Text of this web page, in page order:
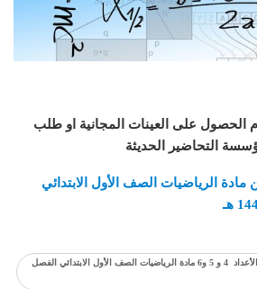
الحصول على العينات المجانية او طلب
التحاضير الحديثة
الرياضيات الصف الأول الابتدائي
تحضير المستقبل من عين تكوين الأعداد 4 و 5 و6 مادة الرياضيات الصف الأول الابتدائي الفصل